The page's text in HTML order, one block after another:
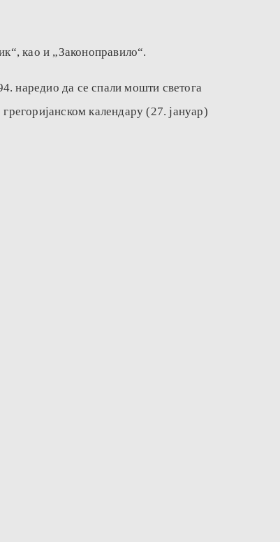
као и „Законоправило“.
наредио да се спали мошти светога
календару (27. јануар)